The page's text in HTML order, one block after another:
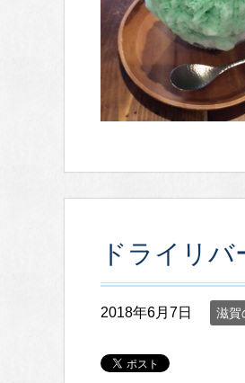
ドライリ
2018年6月7日 滋賀